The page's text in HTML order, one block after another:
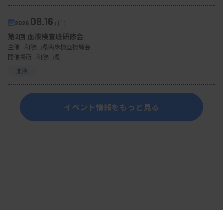
2026. 08.16（日）
第2回 血液検査班研修会
主催 : 和歌山県臨床検査技師会
開催場所 : 和歌山県
血液
イベント情報をもっと見る